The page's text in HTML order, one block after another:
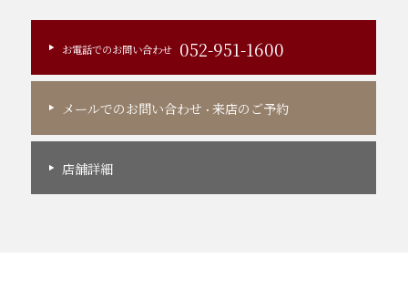
お電話でのお問い合わせ 052-951-1600
メールでのお問い合わせ ・来店のご予約
店舗詳細